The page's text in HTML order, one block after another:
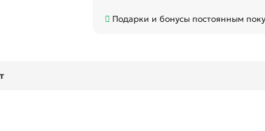
Подарки и бонусы постоянным